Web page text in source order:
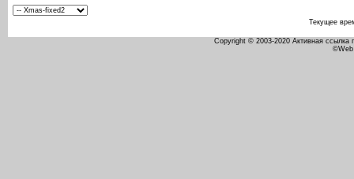
Текущее
Copyright © 2003-2020 Активная ссылка